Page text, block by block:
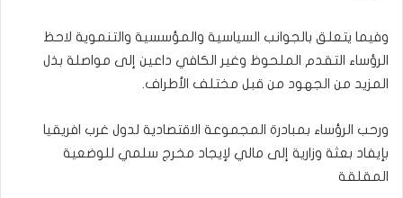
وفيما يتعلق بالجوانب السياسية والمؤسسية والتنموية لاحظ
الرؤساء التقدم الملحوظ وغير الكافي داعين إلى مواصلة بذل
المزيد من الجهود من قبل مختلف الأطراف.
ورحب الرؤساء بمبادرة المجموعة الاقتصادية لدول غرب افريقيا
بإيفاد بعثة وزارية إلى مالي لإيجاد مخرج سلمي للوضعية
المقلقة